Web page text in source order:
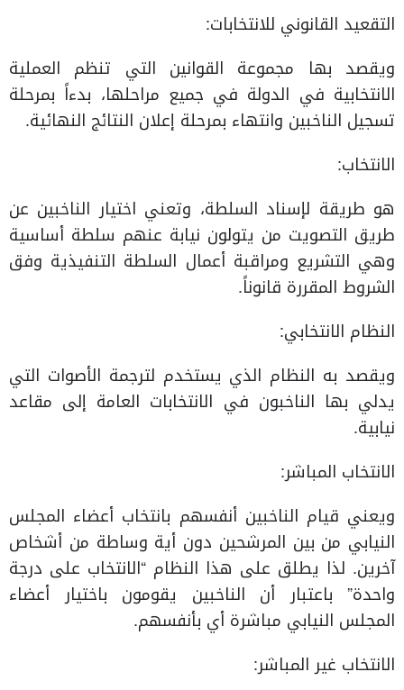
التقعيد القانوني للانتخابات:
ويقصد بها مجموعة القوانين التي تنظم العملية
الانتخابية في الدولة في جميع مراحلها، بدءاً بمرحلة
تسجيل الناخبين وانتهاء بمرحلة إعلان النتائج النهائية.
الانتخاب:
هو طريقة لإسناد السلطة، وتعني اختيار الناخبين عن
طريق التصويت من يتولون نيابة عنهم سلطة أساسية
وهي التشريع ومراقبة أعمال السلطة التنفيذية وفق
الشروط المقررة قانوناً.
النظام الانتخابي:
ويقصد به النظام الذي يستخدم لترجمة الأصوات التي
يدلي بها الناخبون في الانتخابات العامة إلى مقاعد
نيابية.
الانتخاب المباشر:
ويعني قيام الناخبين أنفسهم بانتخاب أعضاء المجلس
النيابي من بين المرشحين دون أية وساطة من أشخاص
آخرين. لذا يطلق على هذا النظام “الانتخاب على درجة
واحدة” باعتبار أن الناخبين يقومون باختيار أعضاء
المجلس النيابي مباشرة أي بأنفسهم.
الانتخاب غير المباشر: